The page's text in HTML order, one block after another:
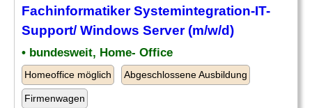
Fachinformatiker Systemintegration-IT-
Support/ Windows Server(m/w/d)
• bundesweit, Home- Office
Homeoffice möglich Abgeschlossene Ausbildung
Firmenwagen